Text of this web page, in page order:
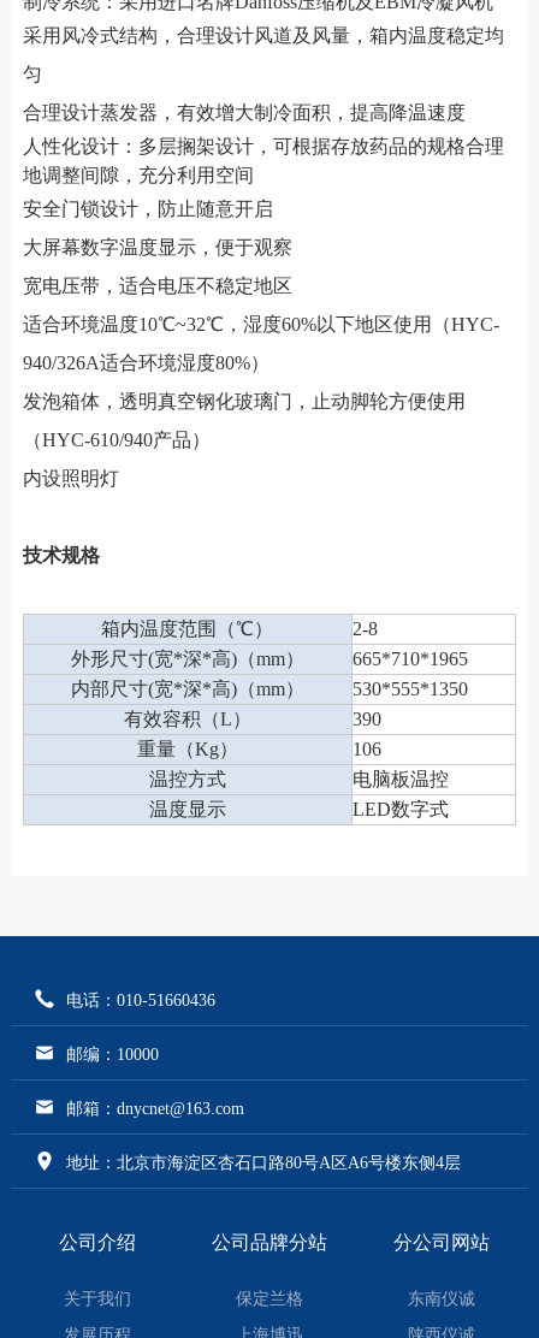
采用风冷式结构，合理设计风道及风量，箱内温度稳定均
匀
合理设计蒸发器，有效增大制冷面积，提高降温速度
人性化设计：多层搁架设计，可根据存放药品的规格合理
地调整间隙，充分利用空间
安全门锁设计，防止随意开启
大屏幕数字温度显示，便于观察
宽电压带，适合电压不稳定地区
适合环境温度10℃~32℃，湿度60%以下地区使用
（HYC-
940/326A适合环境湿度80%）
发泡箱体，透明真空钢化玻璃门，止动脚轮方便使用
（HYC-610/940产品）
内设照明灯
技术规格
箱内温度范围（℃）
2-8
外形尺寸(宽*深*高)（mm）
665*710*1965
内部尺寸(宽*深*高)（mm）
530*555*1350
有效容积（L）
390
重量（Kg）
106
温控方式
电脑板温控
温度显示
LED数字式
电话：010-51660436
邮编：10000
邮箱：dnycnet@163.com
地址：北京市海淀区杏石口路80号A区A6号楼东侧4层
公司介绍
关于我们
公司品牌分站
保定兰格
分公司网站
东南仪诚